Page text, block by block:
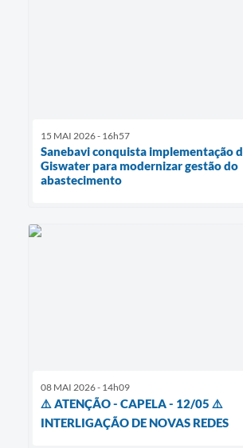
15 MAI 2026 - 16h57
Sanebavi conquista implementação
Giswater para modernizar gestão do
abastecimento
08 MAI 2026 - 14h09
⚠️ ATENÇÃO - CAPELA - 12/05 ⚠️
INTERLIGAÇÃO DE NOVAS REDES